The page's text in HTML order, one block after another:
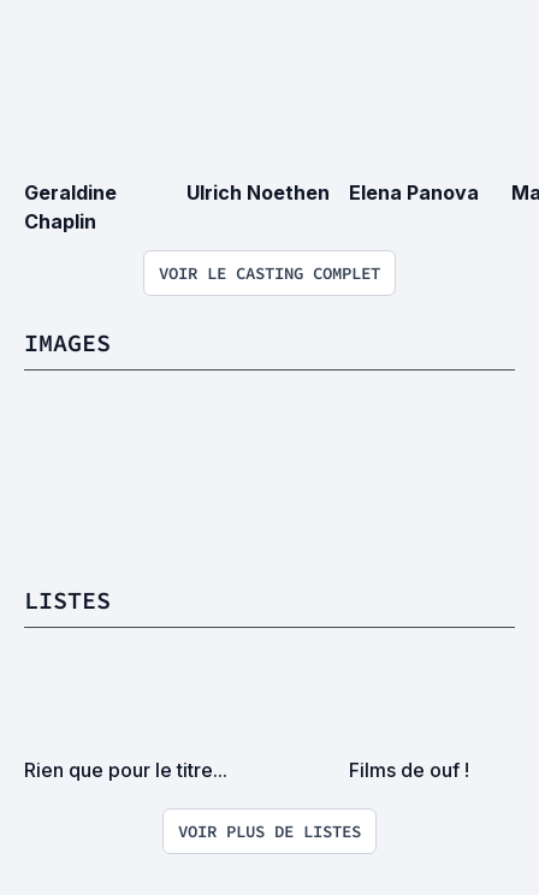
Geraldine
Chaplin
Ulrich Noethen Elena Panova
VOIR LE CASTING COMPLET
IMAGES
LISTES
Rien que pour le titre... Films de ouf !
VOIR PLUS DE LISTES